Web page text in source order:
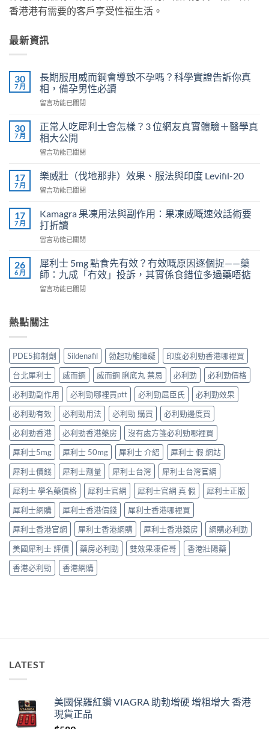
香港港有需要的客戶享受性福生活。
最新資訊
30
7 月
長期服用威而鋼會導致不孕嗎？科學實證告訴你真
相，備孕男性必讀
在
期
服
用
威
鋼
導
不
孕
嗎？
實
證
告
真
相，
孕
男
性
必
讀〉
中
留言功能已關閉
30
7 月
正常人吃犀利士會怎樣？3 位網友真實體驗＋醫學真
相大公開
在
常
人
吃
利
士
怎
3
位
網
實
體
醫
學
真
相
大
公
開〉
中
留言功能已關閉
17
7 月
樂威壯（伐地那非）效果、服法與印度 Levifil-20
在
威
壯
（伐
地
非）
效
果、
服
印
20〉
中
留言功能已關閉
17
7 月
Kamagra 果凍用法與副作用：果凍威嘅速效話術要
打折讀
在
果
凍
用
法
作
凍
威
嘅
速
效
話
術
要
打
折
讀〉
中
留言功能已關閉
26
6 月
犀利士 5mg 點食先有效？冇效嘅原因逐個捉——藥
師：九成「冇效」投訴，其實係食錯位多過藥唔掂
在
士
5mg
食
先
有
效？
冇
效
嘅
原
因
逐
個
捉
——
藥
師：
九
成
「冇
效」
投
訴，
其
實
掂〉
留言功能已關閉
熱點關注
PDE5抑制劑 Sildenafil 勃起功能障礙
印度必利勁香港哪裡買
台北犀利士
威而鋼 威而鋼 脷底丸 禁忌 必利勁
必利勁價格
必利勁副作用
必利勁哪裡買ptt 必利勁屈臣氏
必利勁效果
必利勁有效
必利勁用法 必利勁 購買
必利勁邊度買
必利勁香港
必利勁香港藥房
沒有處方箋必利勁哪裡買
犀利士5mg
犀利士 50mg 犀利士 介紹
犀利士 假 網站
犀利士價錢
犀利士劑量 犀利士台灣
犀利士台灣官網
犀利士 學名藥價格
犀利士官網 犀利士官網 真 假
犀利士正版
犀利士網購
犀利士香港價錢
犀利士香港哪裡買
犀利士香港官網
犀利士香港網購 犀利士香港藥房
網購必利勁
美國犀利士 評價
藥房必利勁 雙效果凍偉哥
香港壯陽藥
香港必利勁
香港網購
LATEST
美國保羅紅鑽 VIAGRA 助勃增硬 增粗增大 香港
現貨正品